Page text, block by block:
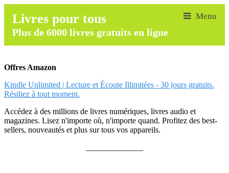
Livres pour tous
Plus de 6000 livres gratuits en ligne
Offres Amazon
Kindle Unlimited | Lecture et Écoute Illimitées - 30 jours gratuits.
Résiliez à tout moment.
Accédez à des millions de livres numériques, livres audio et
magazines. Lisez n'importe où, n'importe quand. Profitez des best-
sellers, nouveautés et plus sur tous vos appareils.